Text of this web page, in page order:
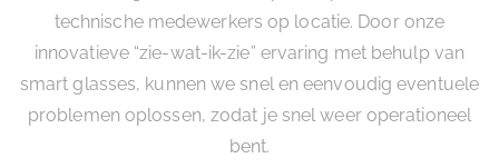
technische medewerkers op locatie. Door onze
innovatieve “zie-wat-ik-zie” ervaring met behulp van
smart glasses, kunnen we snel en eenvoudig eventuele
problemen oplossen, zodat je snel weer operationeel
bent.